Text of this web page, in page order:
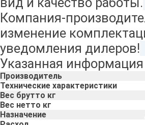
Компания-
изменение
уведомления дилеров!
Указанная
Производитель
Технические характеристики
Вес брутто кг
Вес нетто кг
Назначение